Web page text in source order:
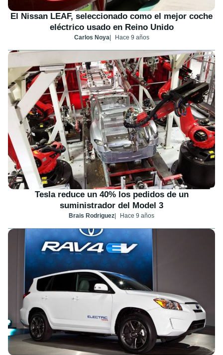
El Nissan LEAF, seleccionado como el mejor coche
eléctrico usado en Reino Unido
Carlos Noya Hace 9 años
Tesla reduce un 40% los pedidos de un
suministrador del Model 3
Brais Rodriguez Hace 9 años